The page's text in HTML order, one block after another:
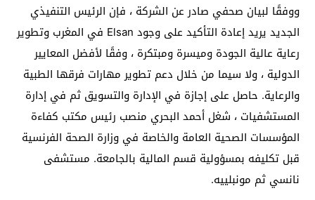
ووفقًا لبيان صحفي صادر عن الشركة ، فإن الرئيس التنفيذي
الجديد يريد إعادة التأكيد على وجود Elsan في المغرب وتطوير
رعاية عالية الجودة وميسرة ومبتكرة ، وفقًا لأفضل المعايير
الدولية ، ولا سيما من خلال دعم تطوير مهارات فرقها الطبية
والرعاية. حاصل على إجازة في الإدارة والتسويق ثم في إدارة
المستشفيات ، شغل أحمد البحري منصب رئيس مكتب كفاءة
المؤسسات الصحية العامة والخاصة في وزارة الصحة الفرنسية
قبل تكليفه بمسؤولية قسم المالية بالجامعة. مستشفى
نانسي ثم مونبلييه.